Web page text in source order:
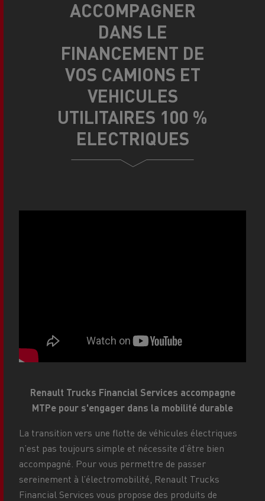
ACCOMPAGNER
DANS LE
FINANCEMENT DE
VOS CAMIONS ET
VEHICULES
UTILITAIRES 100 %
ELECTRIQUES
Renault Trucks Financial Services accompagne
MTPe pour s'engager dans la mobilité durable
La transition vers une flotte de véhicules électriques
n’est pas toujours simple et nécessite d’être bien
accompagné. Pour vous permettre de passer
sereinement à l’électromobilité, Renault Trucks
Financial Services vous propose des produits de